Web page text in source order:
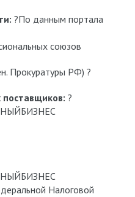
?По данным портала
союзов
Прокуратуры РФ) ?
поставщиков: ?
Налоговой